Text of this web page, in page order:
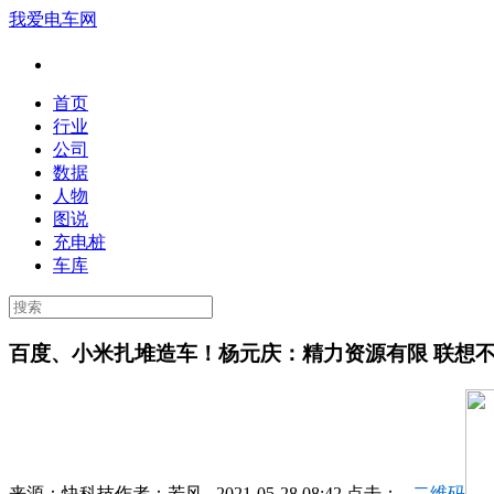
我爱电车网
首页
行业
公司
数据
人物
图说
充电桩
车库
百度、小米扎堆造车！杨元庆：精力资源有限 联想